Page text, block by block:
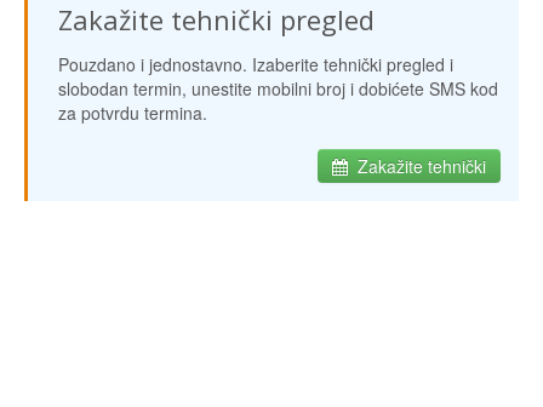
Zakažite tehnički pregled
Pouzdano i jednostavno. Izaberite tehnički pregled i
slobodan termin, unestite mobilni broj i dobićete SMS kod
za potvrdu termina.
Zakažite tehnički